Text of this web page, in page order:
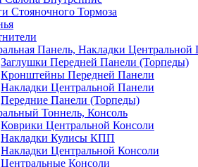
Стояночного Тормоза
Панель, Накладки Центральной
Заглушки Передней Панели (Торпеды)
Кронштейны Передней Панели
Накладки Центральной Панели
Передние Панели (Торпеды)
Тоннель, Консоль
Коврики Центральной Консоли
Накладки Кулисы КПП
Накладки Центральной Консоли
Центральные Консоли